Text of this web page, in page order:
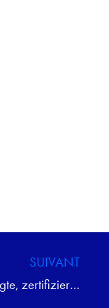
SUIVANT
Beglaubigte, zertifizierte Dokumente